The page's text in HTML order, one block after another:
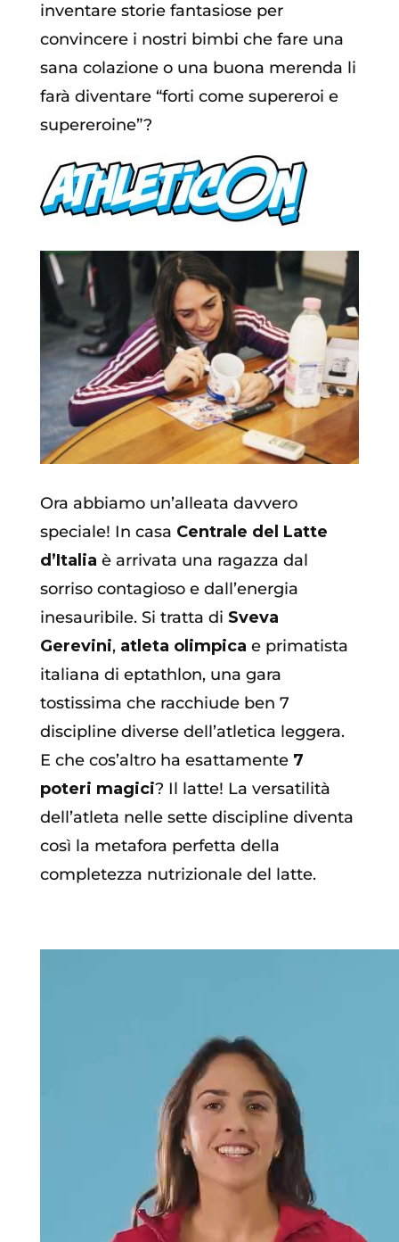
inventare storie fantasiose per
convincere i nostri bimbi che fare una
sana colazione o una buona merenda li
farà diventare “forti come supereroi e
supereroine”?
Ora abbiamo un’alleata davvero
speciale! In casa Centrale del Latte
d’Italia è arrivata una ragazza dal
sorriso contagioso e dall’energia
inesauribile. Si tratta di Sveva
Gerevini, atleta olimpica e primatista
italiana di eptathlon, una gara
tostissima che racchiude ben 7
discipline diverse dell’atletica leggera.
E che cos’altro ha esattamente 7
poteri magici? Il latte! La versatilità
dell’atleta nelle sette discipline diventa
così la metafora perfetta della
completezza nutrizionale del latte.